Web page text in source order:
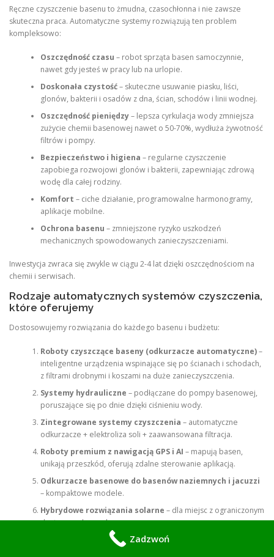
Ręczne czyszczenie basenu to żmudna, czasochłonna i nie zawsze
skuteczna praca. Automatyczne systemy rozwiązują ten problem
kompleksowo:
Oszczędność czasu – robot sprząta basen samoczynnie,
nawet gdy jesteś w pracy lub na urlopie.
Doskonała czystość– skuteczne usuwanie piasku, liści,
glonów, bakterii i osadów z dna, ścian, schodów i linii wodnej.
Oszczędność pieniędzy– lepsza cyrkulacja wody zmniejsza
zużycie chemii basenowej nawet o 50-70%, wydłuża żywotność
filtrów i pompy.
Bezpieczeństwo i higiena – regularne czyszczenie
zapobiega rozwojowi glonów i bakterii, zapewniając zdrową
wodę dla całej rodziny.
Komfort – ciche działanie, programowalne harmonogramy,
aplikacje mobilne.
Ochrona basenu – zmniejszone ryzyko uszkodzeń
mechanicznych spowodowanych zanieczyszczeniami.
Inwestycja zwraca się zwykle w ciągu 2-4 lat dzięki oszczędnościom na
chemii i serwisach.
Rodzaje automatycznych systemów czyszczenia,
które oferujemy
Dostosowujemy rozwiązania do każdego basenu i budżetu:
Roboty czyszczące baseny (odkurzacze automatyczne)–
inteligentne urządzenia wspinające się po ścianach i schodach,
z filtrami drobnymi i koszami na duże zanieczyszczenia.
Systemy hydrauliczne – podłączane do pompy basenowej,
poruszające się po dnie dzięki ciśnieniu wody.
Zintegrowane systemy czyszczenia – automatyczne
odkurzacze + elektroliza soli + zaawansowana filtracja.
Roboty premium z nawigacją GPS i AI – mapują basen,
unikają przeszkód, oferują zdalne sterowanie aplikacją.
Odkurzacze basenowe do basenów naziemnych i jacuzzi
– kompaktowe modele.
Hybrydowe rozwiązania solarne – dla miejsc z ograniczonym
dostępem do prądu.
Wszystkie urządzenia są w pełni automatyczne, łatwe w obsłudze i
Zadzwoń